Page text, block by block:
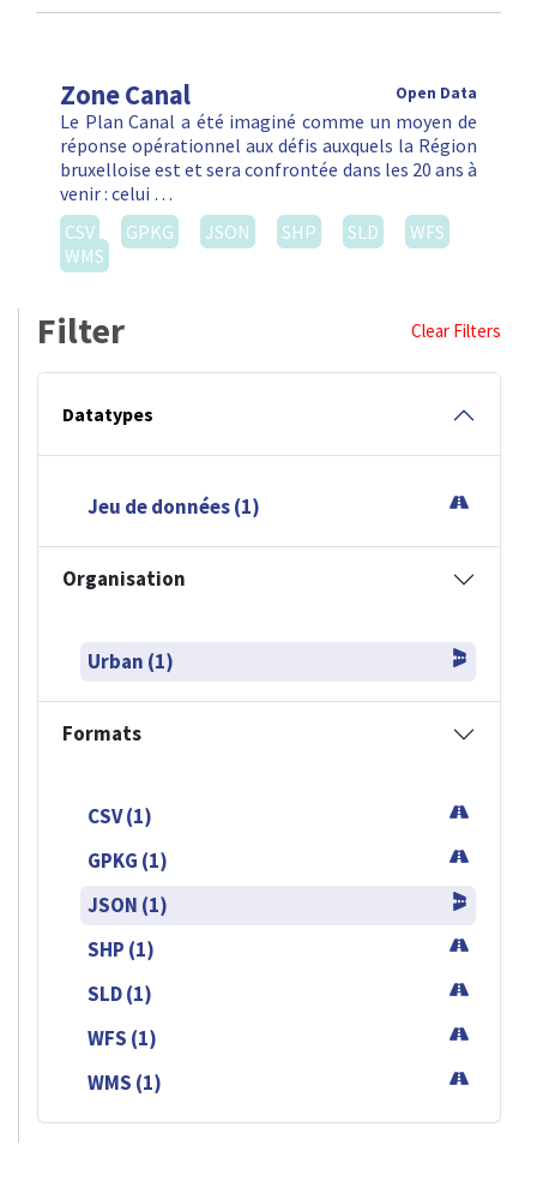
Zone Canal Open Data
Le Plan Canal a été imaginé comme un moyen de
réponse opérationnel aux défis auxquels la Région
bruxelloise est et sera confrontée dans les 20 ans à
venir : celui …
CSV
GPKG JSON SHP SLD
WFS
WMS
Filter Clear Filters
Datatypes
Jeu de données (1)
Organisation
Urban (1)
Formats
CSV (1)
GPKG (1)
JSON (1)
SHP (1)
SLD (1)
WFS (1)
WMS (1)